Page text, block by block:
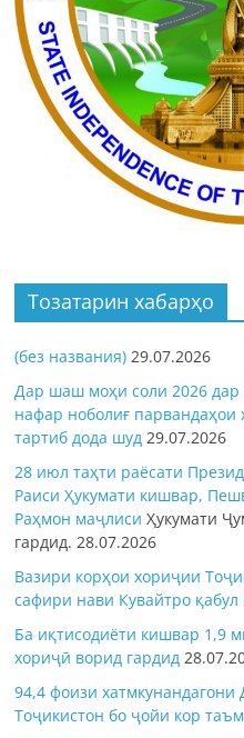
Тозатарин хабарҳо
(без названия) 29.07.2026
Дар шаш моҳи соли 2026 дар
нафар ноболиғ
тартиб дода шуд 29.07.2026
28 июл таҳти раёсати
Раиси Ҳукумати кишвар,
Раҳмон маҷлисиҲукумати
гардид.28.07.2026
Вазири корҳои хориҷии
сафири нави Кувайтро қабул
Ба иқтисодиёти кишвар 1,9
хориҷӣ ворид гардид
94,4 фоизи
Тоҷикистон бо ҷойи кор